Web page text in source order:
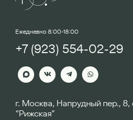
Ежедневно 8:00-18:00
+7 (923) 554-02-29
г. Москва, Напрудный пер., 8,
“Рижская”